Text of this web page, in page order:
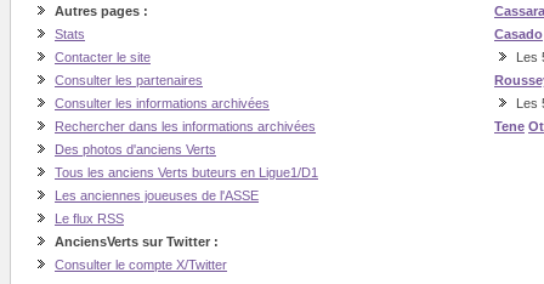
Autres pages :
Stats
Contacter le site
Consulter les partenaires
Consulter les informations archivées
Rechercher dans les informations archivées
Des photos d'anciens Verts
Tous les anciens Verts buteurs en Ligue1/D1
Les anciennes joueuses de l'ASSE
Le flux RSS
AnciensVerts sur Twitter :
Consulter le compte X/Twitter
Cassara
Casado
Les
Les
Tene